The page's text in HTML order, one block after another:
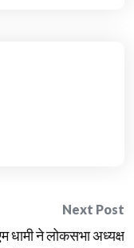
Next Post
धामी ने लोकसभा अध्यक्ष